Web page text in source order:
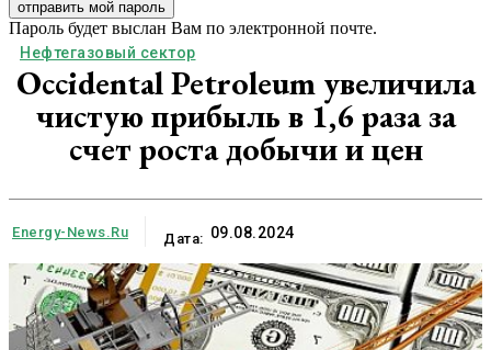
Пароль будет выслан Вам по электронной почте.
Нефтегазовый сектор
Occidental Petroleum увеличила
чистую прибыль в 1,6 раза за
счет роста добычи и цен
Energy-News.ru Дата: 09.08.2024